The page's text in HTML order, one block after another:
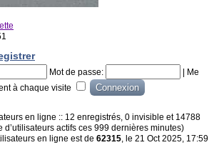
Mot de passe:
Me
à chaque visite
en ligne :: 12 enregistrés, 0 invisible et 14788
d’utilisateurs actifs ces 999 dernières minutes)
en ligne est de 62315, le 21 Oct 2025, 17:59